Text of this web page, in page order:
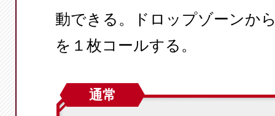
動できる。ドロップゾーンか
を１枚コールする。
通常